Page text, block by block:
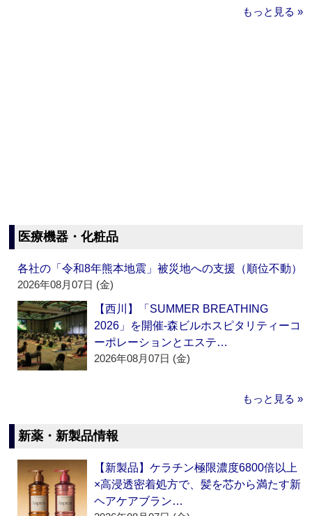
もっと見る »
医療機器・化粧品
各社の「令和8年熊本地震」被災地への支援（順位不動）
2026年08月07日 (金)
【西川】「SUMMER BREATHING
2026」を開催‐森ビルホスピタリティーコ
ーポレーションとエステ…
2026年08月07日 (金)
もっと見る »
新薬・新製品情報
【新製品】ケラチン極限濃度6800倍以上
×高浸透密着処方で、髪を芯から満たす新
ヘアケアブラン…